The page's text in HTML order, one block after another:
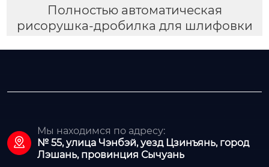
Полностью автоматическая
рисорушка-дробилка для шлифовки

Мы находимся по адресу:
№ 55, улица Чэнбэй, уезд Цзинъянь, город
Лэшань, провинция Сычуань